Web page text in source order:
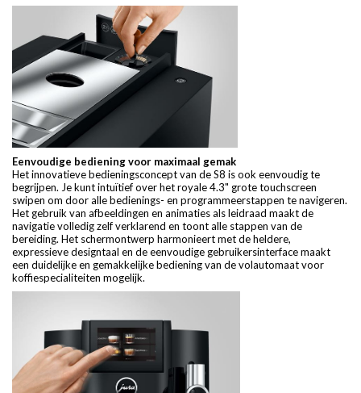
Eenvoudige bediening voor maximaal gemak
Het innovatieve bedieningsconcept van de S8 is ook eenvoudig te
begrijpen. Je kunt intuïtief over het royale 4.3" grote touchscreen
swipen om door alle bedienings- en programmeerstappen te navigeren.
Het gebruik van afbeeldingen en animaties als leidraad maakt de
navigatie volledig zelf verklarend en toont alle stappen van de
bereiding. Het schermontwerp harmonieert met de heldere,
expressieve designtaal en de eenvoudige gebruikersinterface maakt
een duidelijke en gemakkelijke bediening van de volautomaat voor
koffiespecialiteiten mogelijk.